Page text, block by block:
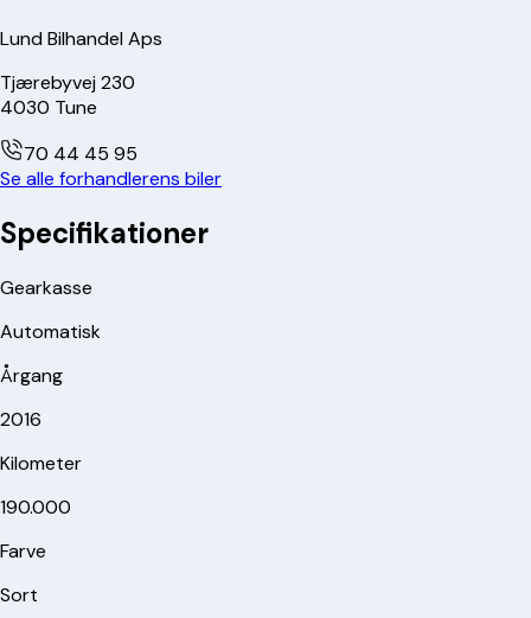
Lund Bilhandel Aps
Tjærebyvej 230
4030 Tune
70 44 45 95
Se alle forhandlerens biler
Specifikationer
Gearkasse
Automatisk
Årgang
2016
Kilometer
190.000
Farve
Sort